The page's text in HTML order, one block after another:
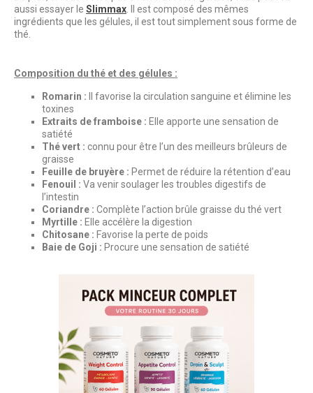
aussi essayer le Slimmax. Il est composé des mêmes
ingrédients que les gélules, il est tout simplement sous forme de
thé.
Composition du thé et des gélules :
Romarin :
Il favorise la circulation sanguine et élimine les
toxines
Extraits de framboise : Elle apporte une sensation de
satiété
Thé vert : connu pour être l’un des meilleurs brûleurs de
graisse
Feuille de bruyère : Permet de réduire la rétention d’eau
Fenouil : Va venir soulager les troubles digestifs de
l’intestin
Coriandre : Complète l’action brûle graisse du thé vert
Myrtille : Elle accélère la digestion
Chitosane : Favorise la perte de poids
Baie de Goji : Procure une sensation de satiété